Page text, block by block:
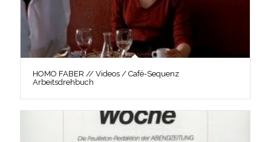
HOMO FABER // Videos / Café-Sequenz
Arbeitsdrehbuch